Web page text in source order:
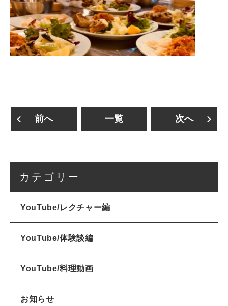
前へ 一覧 次へ
カテゴリー
YouTube/レクチャー編
YouTube/体験談編
YouTube/料理動画
お知らせ